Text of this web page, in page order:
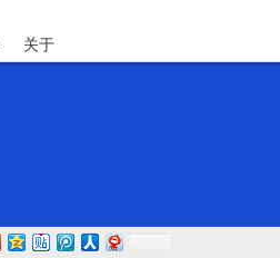
关于